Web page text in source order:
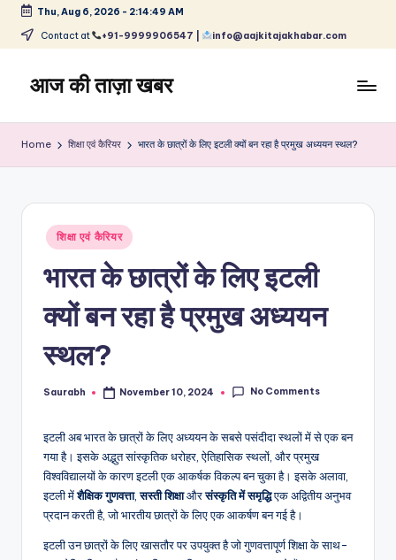
Skip
content
Thu, Aug 6, 2026 - 2:14:49 AM
Contact at +91-9999906547 | info@aajkitajakhabar.com
आज की ताज़ा खबर
मनोरंजन,
व्यापार
विश्व
Home शिक्षा एवं कैरियर भारत के छात्रों के लिए इटली क्यों बन रहा है प्रमुख अध्ययन स्थल?
Posted
in
शिक्षा एवं कैरियर
भारत के छात्रों के लिए इटली
क्यों बन रहा है प्रमुख अध्ययन
स्थल?
Posted
Saurabh November 10, 2024 No Comments
इटली अब भारत के छात्रों के लिए अध्ययन के सबसे पसंदीदा स्थलों में से एक बन
गया है। इसके अद्भुत सांस्कृतिक धरोहर, ऐतिहासिक स्थलों, और प्रमुख
विश्वविद्यालयों के कारण इटली एक आकर्षक विकल्प बन चुका है। इसके अलावा,
इटली मेंशैक्षिक गुणवत्ता,सस्ती शिक्षाऔरसंस्कृति में समृद्धिएक अद्वितीय अनुभव
प्रदान करती है, जो भारतीय छात्रों के लिए एक आकर्षण बन गई है।
इटली उन छात्रों के लिए खासतौर पर उपयुक्त है जो गुणवत्तापूर्ण शिक्षा के साथ-